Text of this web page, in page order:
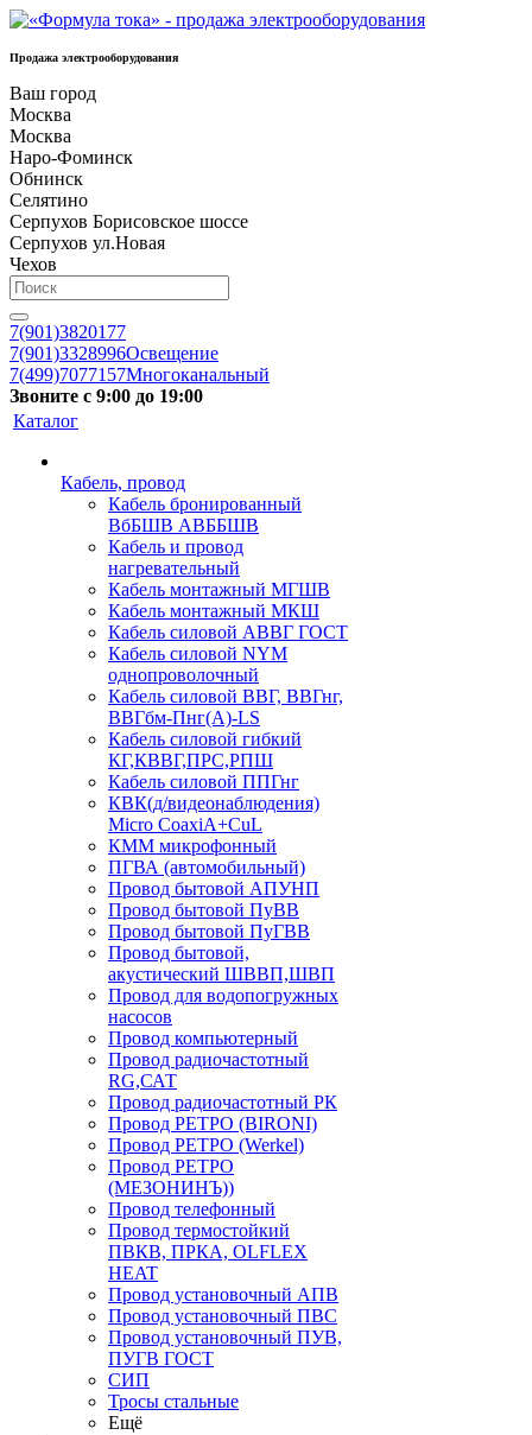
Продажа электрооборудования
Ваш город
Москва
Москва
Наро-Фоминск
Обнинск
Селятино
Серпухов Борисовское шоссе
Серпухов ул.Новая
Чехов
7(901)3820177
7(901)3328996Освещение
7(499)7077157Многоканальный
Звоните с 9:00 до 19:00
Каталог
Кабель, провод
Кабель бронированный
ВбБШВ АВББШВ
Кабель и провод
нагревательный
Кабель монтажный МГШВ
Кабель монтажный МКШ
Кабель силовой АВВГ ГОСТ
Кабель силовой NYM
однопроволочный
Кабель силовой ВВГ, ВВГнг,
ВВГбм-Пнг(А)-LS
Кабель силовой гибкий
КГ,КВВГ,ПРС,РПШ
Кабель силовой ППГнг
КВК(д/видеонаблюдения)
Micro CoaxiA+CuL
КММ микрофонный
ПГВА (автомобильный)
Провод бытовой АПУНП
Провод бытовой ПуВВ
Провод бытовой ПуГВВ
Провод бытовой,
акустический ШВВП,ШВП
Провод для водопогружных
насосов
Провод компьютерный
Провод радиочастотный
RG,САТ
Провод радиочастотный РК
Провод РЕТРО (BIRONI)
Провод РЕТРО (Werkel)
Провод РЕТРО
(МЕЗОНИНЪ))
Провод телефонный
Провод термостойкий
ПВКВ, ПРКА, OLFLEX
HEAT
Провод установочный АПВ
Провод установочный ПВС
Провод установочный ПУВ,
ПУГВ ГОСТ
СИП
Тросы стальные
Ещё